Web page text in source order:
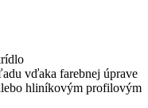
vďaka farebnej úprave
hliníkovým profilovým